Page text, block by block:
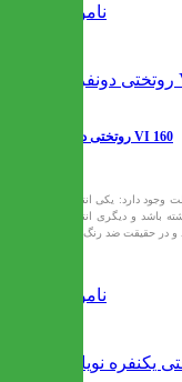
ناموجود
روتختی دونفره VI 160
دارد: یكی انتخاب
باشد و دیگری انتخاب
ناموجود